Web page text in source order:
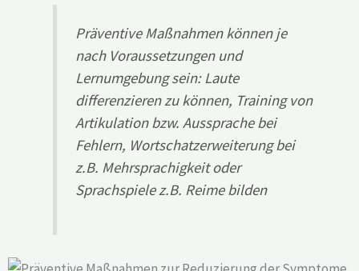
Präventive Maßnahmen können je
nach Voraussetzungen und
Lernumgebung sein: Laute
differenzieren zu können, Training von
Artikulation bzw. Aussprache bei
Fehlern, Wortschatzerweiterung bei
z.B. Mehrsprachigkeit oder
Sprachspiele z.B. Reime bilden